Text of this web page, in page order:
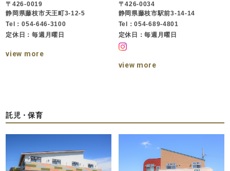
〒426-0019
静岡県藤枝市天王町3-12-5
Tel：054-646-3100
定休日：毎週月曜日
view more
〒426-0034
静岡県藤枝市駅前3-14-14
Tel：054-689-4801
定休日：毎週月曜日
view more
託児・保育